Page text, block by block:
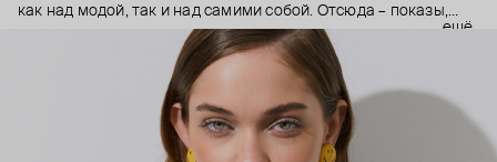
как над модой, так и над самими собой. Отсюда – показы,
мгновенно становящиеся главными событиями, вирусные
выходы селебрити (помните Кэти Перри в платье-люстре на
бале Института костюма Met Gala в 2019 году?) и
коллаборации с самыми неожиданными кандидатами, от
«Улицы Сезам» до The Sims. Украшения бренда –
гипертрофированно праздничные, практически
нарисованные: с кристаллами размером с ладонь и будто бы
ещё